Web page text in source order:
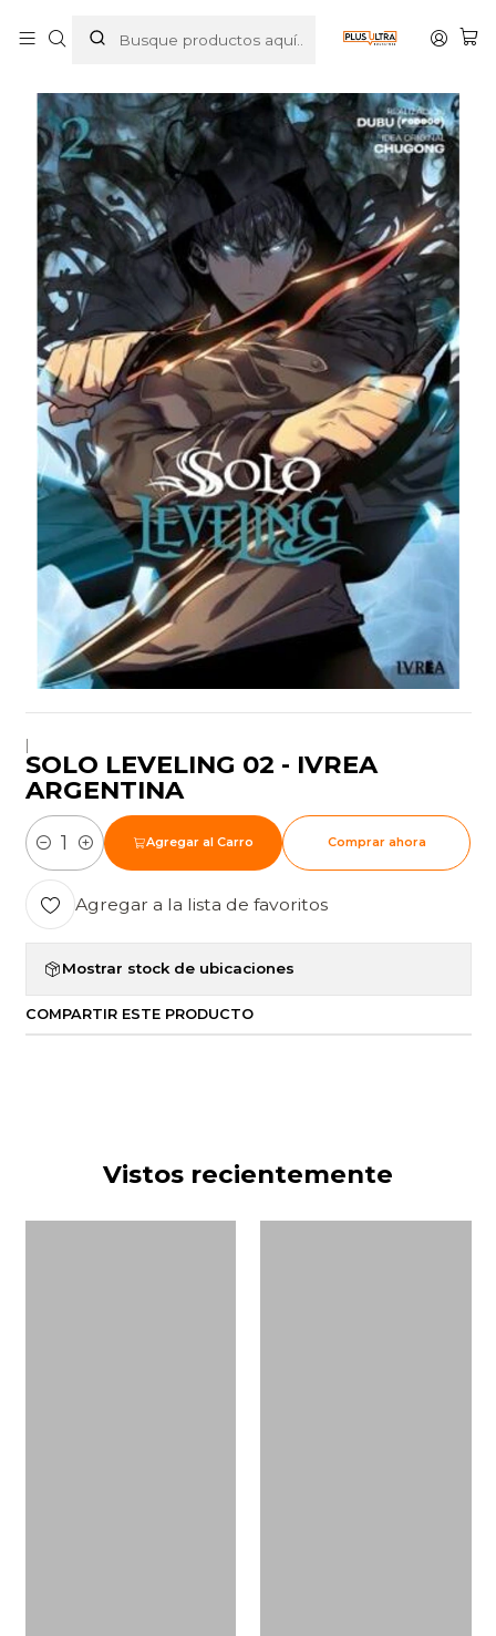
SOLO LEVELING 02 - IVREA ARGENTINA
|
SOLO LEVELING 02 - IVREA
ARGENTINA
Cantidad
Agregar al Carro Comprar ahora
Agregar a la lista de favoritos
Mostrar stock de ubicaciones
COMPARTIR ESTE PRODUCTO
Vistos recientemente